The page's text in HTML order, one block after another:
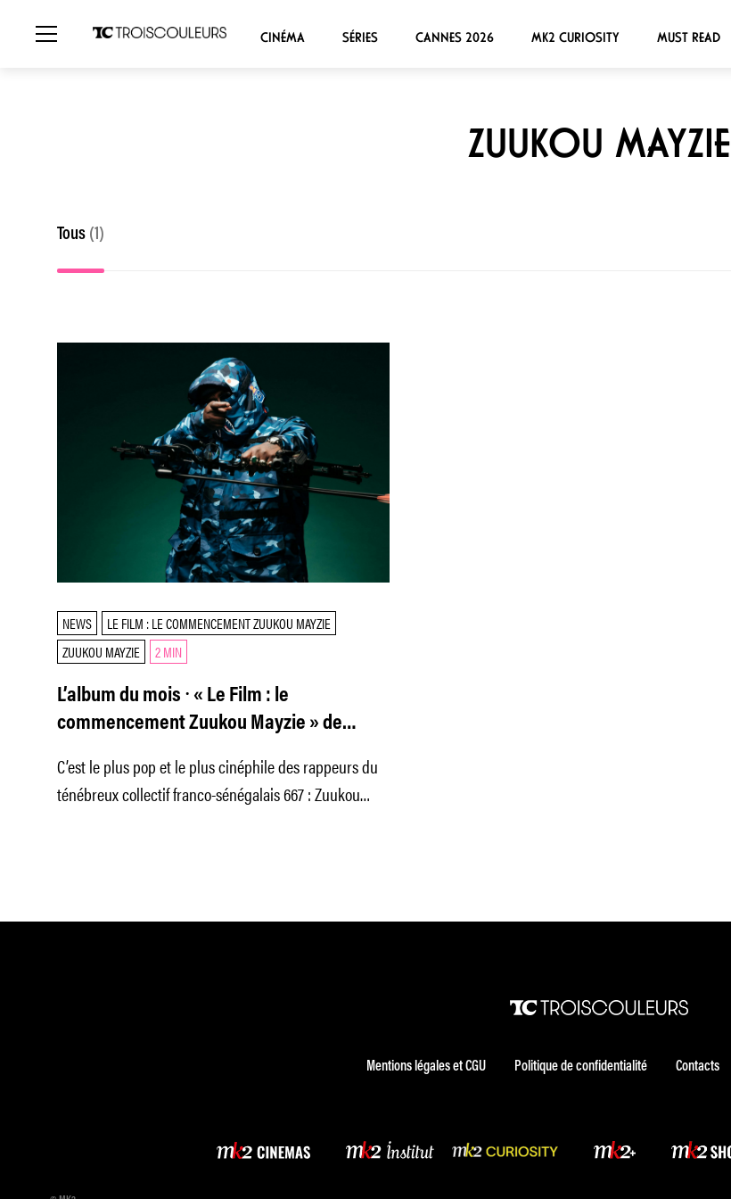
CINÉMA SÉRIES CANNES 2026 MK2 CURIOSITY MUST READ
ZUUKOU MAYZIE
Tous (1)
NEWS
LE FILM : LE COMMENCEMENT ZUUKOU MAYZIE
ZUUKOU MAYZIE
2 MIN
L’album du mois ⸱ « Le Film : le
commencement Zuukou Mayzie » de
C’est le plus pop et le plus cinéphile des rappeurs du
ténébreux collectif franco-­sénégalais 667 : Zuukou
Mentions légales et CGU Politique de confidentialité Contacts